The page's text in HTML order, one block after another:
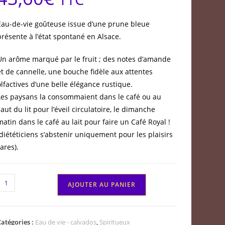
de-vie goûteuse issue d’une prune bleue
à l’état spontané en Alsace.
arôme marqué par le fruit ; des notes d’amande
de cannelle, une bouche fidèle aux attentes
d’une belle élégance rustique.
paysans la consommaient dans le café ou au
du lit pour l’éveil circulatoire, le dimanche
dans le café au lait pour faire un Café Royal !
s’abstenir uniquement pour les plaisirs
AJOUTER AU PANIER
: Eau de vie - calvados, Spiritueux